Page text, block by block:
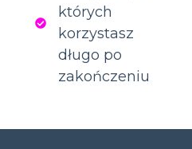
których
korzystasz
długo po
zakończeniu